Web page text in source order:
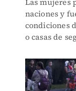
naciones y
condiciones
o casas de